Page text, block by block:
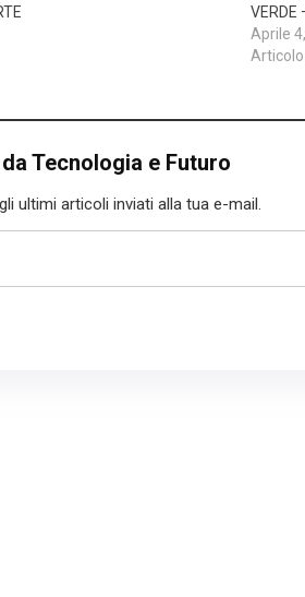
VERDE
Aprile
Tecnologia e Futuro
ultimi articoli inviati alla tua e-mail.